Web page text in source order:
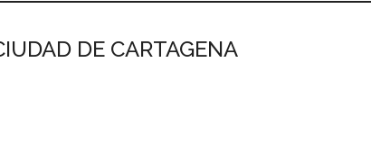
DE CARTAGENA